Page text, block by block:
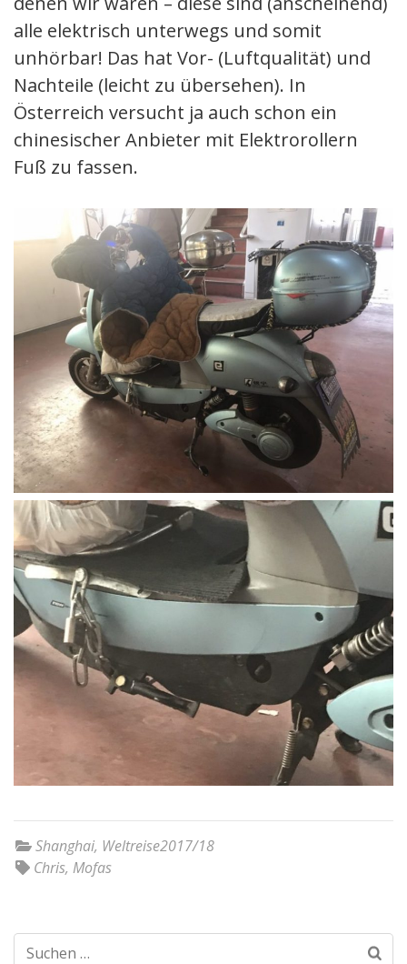
alle elektrisch unterwegs und somit
unhörbar! Das hat Vor- (Luftqualität) und
Nachteile (leicht zu übersehen). In
Österreich versucht ja auch schon ein
chinesischer Anbieter mit Elektrorollern
Fuß zu fassen.
Shanghai, Weltreise2017/18
Chris, Mofas
Suchen